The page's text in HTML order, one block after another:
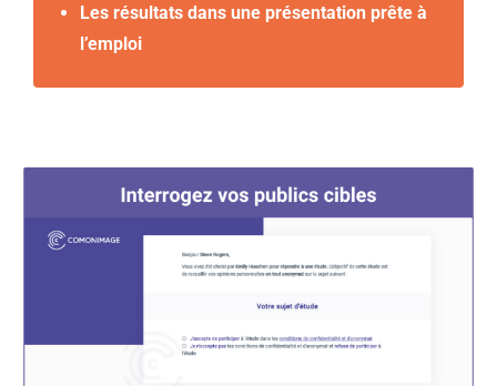
Les résultats dans une présentation prête à
l’emploi